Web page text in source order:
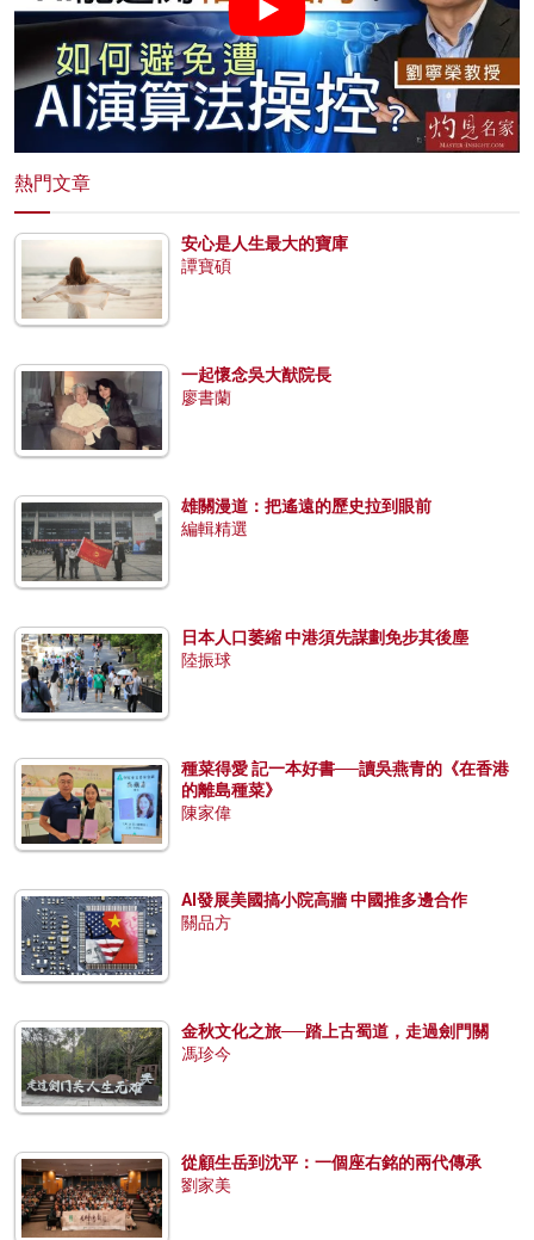
熱門文章
安心是人生最大的寶庫
譚寶碩
一起懷念吳大猷院長
廖書蘭
雄關漫道：把遙遠的歷史拉到眼前
編輯精選
日本人口萎縮 中港須先謀劃免步其後塵
陸振球
種菜得愛 記一本好書──讀吳燕青的《在香港
的離島種菜》
陳家偉
AI發展美國搞小院高牆 中國推多邊合作
關品方
金秋文化之旅──踏上古蜀道，走過劍門關
馮珍今
從顧生岳到沈平：一個座右銘的兩代傳承
劉家美